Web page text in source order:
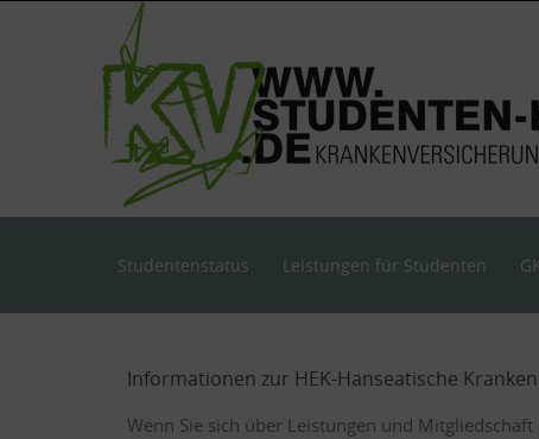
content
Studentenstatus Leistungen für Studenten
Informationen zur HEK-Hanseatische
Wenn Sie sich über Leistungen und Mitgliedschaft